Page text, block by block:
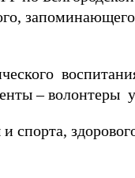
–
спорта,